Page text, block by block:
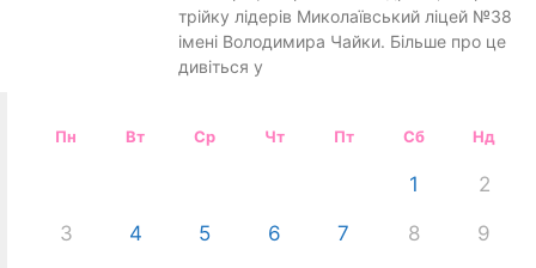
трійку лідерів Миколаївський ліцей №38
імені Володимира Чайки. Більше про це
дивіться у
Пн Вт Ср Чт Пт Сб Нд
1 2
3 4 5 6 7 8 9